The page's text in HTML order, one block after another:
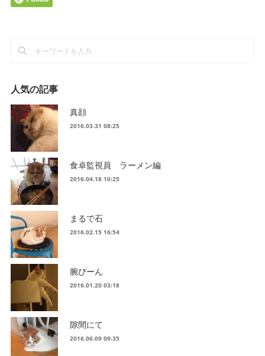
人気の記事
真顔
2016.03.31 08:25
食卓監視員 ラーメン編
2016.04.18 10:25
まるで石
2016.02.15 16:54
腕ぴーん
2016.01.20 03:18
隙間にて
2016.06.09 09:35